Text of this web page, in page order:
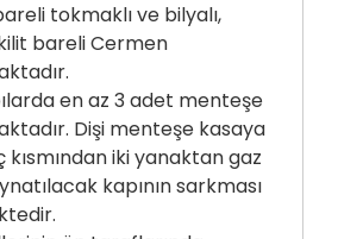
tokmaklı ve bilyalı,
bareli Cermen
en az 3 adet menteşe
Dişi menteşe kasaya
kısmından iki yanaktan gaz
kapının sarkması